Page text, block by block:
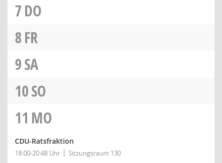
7DO
8FR
9SA
10SO
11 MO
CDU-Ratsfraktion
18:00-20:48 Uhr Sitzungsraum 130